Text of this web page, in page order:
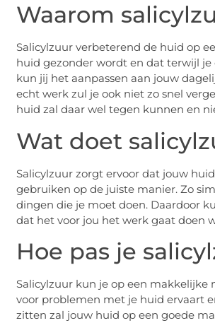
Waarom
Salicylzuur verbeterend de huid op
huid gezonder wordt en dat terwijl je
kun jij het aanpassen aan jouw
echt werk zul je ook niet zo snel
huid zal daar wel tegen kunnen en
Wat doet
Salicylzuur zorgt ervoor dat jouw
gebruiken op de juiste manier. Zo
dingen die je moet doen. Daardoor
dat het voor jou het werk gaat doen
Hoe pas je
Salicylzuur kun je op een makkelijke
voor problemen met je huid ervaart
zitten zal jouw huid op een goede